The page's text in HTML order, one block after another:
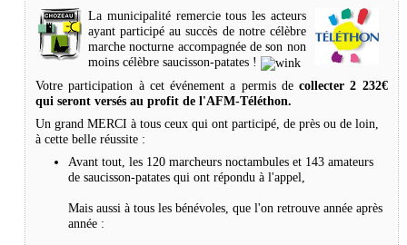
La municipalité remercie tous les acteurs
ayant participé au succès de notre célèbre
marche nocturne accompagnée de son non
moins célèbre saucisson-patates !
Votre participation à cet événement a permis de collecter 2 232€
qui seront versés au profit de l'AFM-Téléthon.
Un grand MERCI à tous ceux qui ont participé, de près ou de loin,
à cette belle réussite :
Avant tout, les 120 marcheurs noctambules et 143 amateurs
de saucisson-patates qui ont répondu à l'appel,
Mais aussi à tous les bénévoles, que l'on retrouve année après
année :